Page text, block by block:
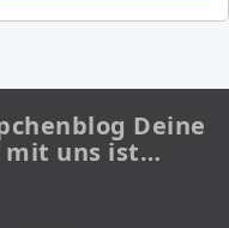
Deine
mit uns ist…